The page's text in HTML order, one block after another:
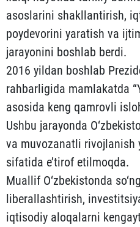
asoslarini shakllantirish,
poydevorini yaratish va
jarayonini boshlab berdi.
2016 yildan boshlab
rahbarligida mamlakatda
asosida keng qamrovli
Ushbu jarayonda
va muvozanatli rivojlanish
sifatida e’tirof etilmoqda.
Muallif O‘zbekistonda
liberallashtirish,
iqtisodiy aloqalarni